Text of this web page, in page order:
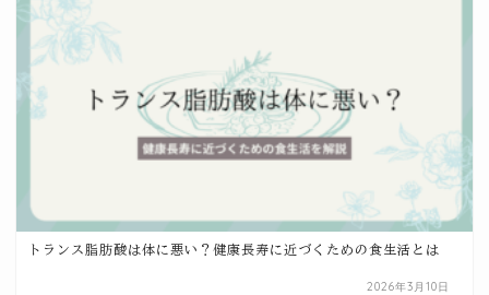
トランス脂肪酸は体に悪い？健康長寿に近づくための食生活とは
2026年3月10日